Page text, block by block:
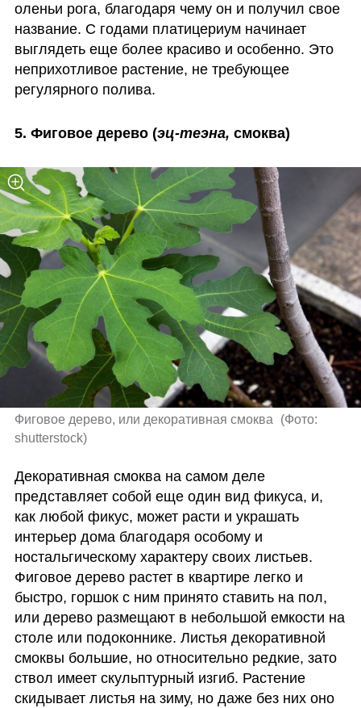
оленьи рога, благодаря чему он и получил свое
название. С годами платицериум начинает
выглядеть еще более красиво и особенно. Это
неприхотливое растение, не требующее
регулярного полива.
5. Фиговое дерево (эц-теэна, смоква)
Фиговое дерево, или декоративная смоква (Фото:
shutterstock)
Декоративная смоква на самом деле
представляет собой еще один вид фикуса, и,
как любой фикус, может расти и украшать
интерьер дома благодаря особому и
ностальгическому характеру своих листьев.
Фиговое дерево растет в квартире легко и
быстро, горшок с ним принято ставить на пол,
или дерево размещают в небольшой емкости на
столе или подоконнике. Листья декоративной
смоквы большие, но относительно редкие, зато
ствол имеет скульптурный изгиб. Растение
скидывает листья на зиму, но даже без них оно